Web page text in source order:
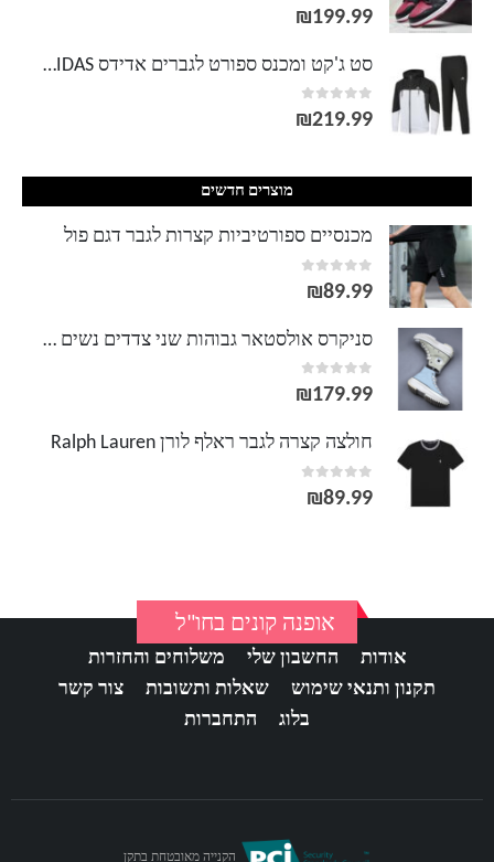
0
out of 5
₪199.99
סט ג'קט ומכנס ספורט לגברים אדידס ADIDAS
0
out of 5
₪219.99
מוצרים חדשים
מכנסיים ספורטיביות קצרות לגבר דגם פול
0
out of 5
₪89.99
סניקרס אולסטאר גבוהות שני צדדים נשים CONVERSE ALL STAR
0
out of 5
₪179.99
חולצה קצרה לגבר ראלף לורן Ralph Lauren
0
out of 5
₪89.99
אופנה קונים בחו"ל
אודות החשבון שלי
משלוחים והחזרות
תקנון ותנאי שימוש
שאלות ותשובות
צור קשר
בלוג
התחברות
הקנייה מאובטחת בתקן